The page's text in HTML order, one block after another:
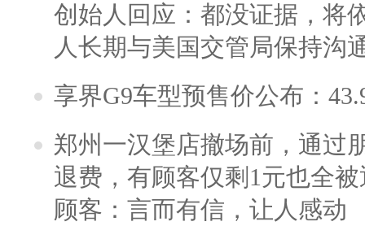
创始人回应：都没证据，将
人长期与美国交管局保持沟
享界G9车型预售价公布：
郑州一汉堡店撤场前，通过
退费，有顾客仅剩1元也全
顾客：言而有信，让人感动